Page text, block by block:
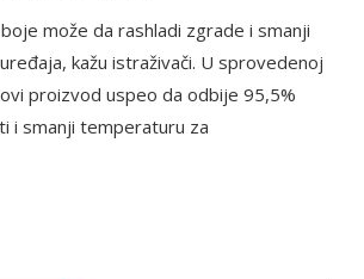
može da rashladi zgrade i smanji
kažu istraživači. U sprovedenoj
proizvod uspeo da odbije 95,5%
i smanji temperaturu za